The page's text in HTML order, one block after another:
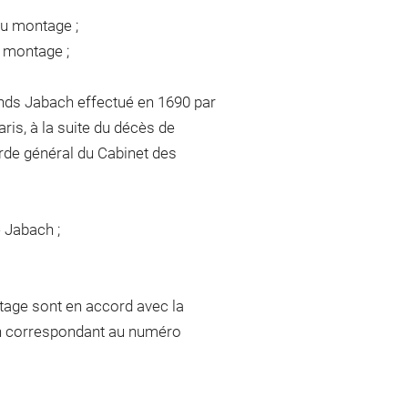
montage ;
;
Jabach effectué en 1690 par
à la suite du décès de
général du Cabinet des
;
sont en accord avec la
correspondant au numéro